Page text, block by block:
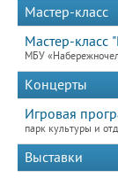
Мастер-класс
Мастер-класс
МБУ
Концерты
Игровая
парк культуры и
Выставки